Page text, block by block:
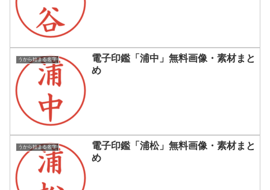
うから始まる名字
電子印鑑「浦中」無料画像・素材まと
め
うから始まる名字
電子印鑑「浦松」無料画像・素材まと
め